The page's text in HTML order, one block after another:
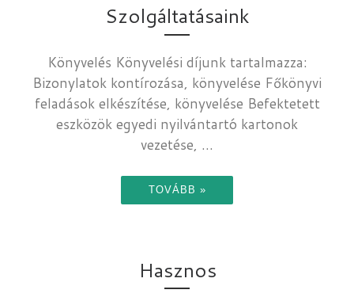
Szolgáltatásaink
Könyvelés Könyvelési díjunk tartalmazza:
Bizonylatok kontírozása, könyvelése Főkönyvi
feladások elkészítése, könyvelése Befektetett
eszközök egyedi nyilvántartó kartonok
vezetése, ...
TOVÁBB »
Hasznos